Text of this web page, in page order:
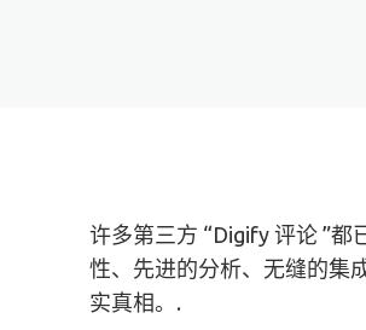
许多第三方 “Digify 评论 ”
性、先进的分析、无缝的集
实真相。.